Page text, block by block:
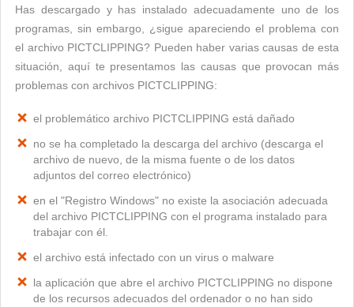
Has descargado y has instalado adecuadamente uno de los
programas, sin embargo, ¿sigue apareciendo el problema con
el archivo PICTCLIPPING? Pueden haber varias causas de esta
situación, aquí te presentamos las causas que provocan más
problemas con archivos PICTCLIPPING:
el problemático archivo PICTCLIPPING está dañado
no se ha completado la descarga del archivo (descarga el
archivo de nuevo, de la misma fuente o de los datos
adjuntos del correo electrónico)
en el "Registro Windows" no existe la asociación adecuada
del archivo PICTCLIPPING con el programa instalado para
trabajar con él.
el archivo está infectado con un virus o malware
la aplicación que abre el archivo PICTCLIPPING no dispone
de los recursos adecuados del ordenador o no han sido